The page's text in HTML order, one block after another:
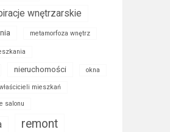
wnętrzarskie
metamorfoza wnętrz
nieruchomości okna
mieszkań
salonu
remont